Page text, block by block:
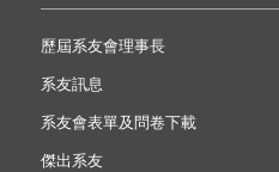
歷屆系友會理事長
系友訊息
系友會表單及問卷下載
傑出系友